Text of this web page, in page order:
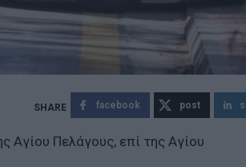
facebook post
Αγίου Πελάγους, επί της Αγίου